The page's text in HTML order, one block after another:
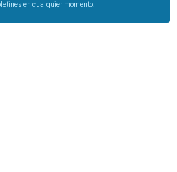
en cualquier momento.